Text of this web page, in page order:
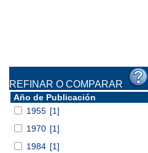
REFINAR O COMPARAR
Año de Publicación
1955 [1]
1970 [1]
1984 [1]